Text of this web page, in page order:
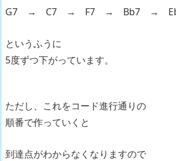
レ
ヤ
ー
G7 → C7 → F7 → Bb7 →
というふうに
5度ずつ下がっています。
ただし、これをコード進行通りの
順番で作っていくと
到達点がわからなくなりますので